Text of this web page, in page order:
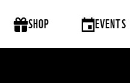
SHOP EVENTS